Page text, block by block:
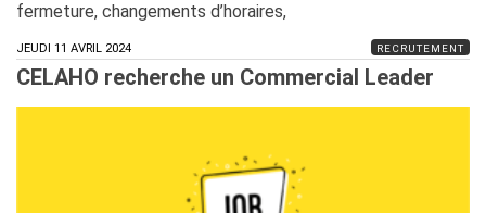
fermeture, changements d’horaires,
JEUDI 11 AVRIL 2024 RECRUTEMENT
CELAHO recherche un Commercial Leader